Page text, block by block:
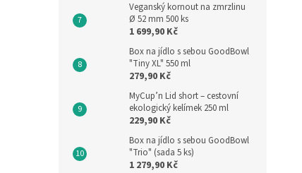
Veganský kornout na zmrzlinu
Ø 52 mm 500 ks
1 699,90 Kč
Box na jídlo s sebou GoodBowl
"Tiny XL" 550 ml
279,90 Kč
MyCup’n Lid short – cestovní
ekologický kelímek 250 ml
229,90 Kč
Box na jídlo s sebou GoodBowl
"Trio" (sada 5 ks)
1 279,90 Kč